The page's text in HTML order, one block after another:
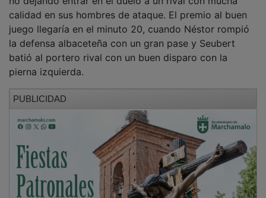
calidad en sus hombres de ataque. El premio al buen
juego llegaría en el minuto 20, cuando Néstor rompió
la defensa albaceteña con un gran pase y Seubert
batió al portero rival con un buen disparo con la
pierna izquierda.